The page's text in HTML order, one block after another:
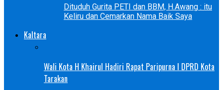
Dituduh Gurita PETI dan BBM, H.Awang : itu
Keliru dan Cemarkan Nama Baik Saya
Kaltara
Wali Kota H Khairul Hadiri Rapat Paripurna I DPRD Kota
Tarakan